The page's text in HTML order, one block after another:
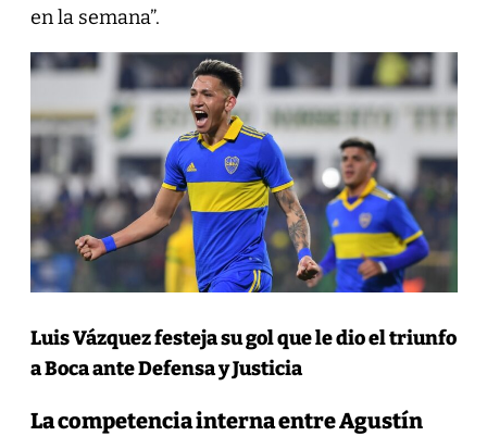
en la semana”.
Luis Vázquez festeja su gol que le dio el triunfo
a Boca ante Defensa y Justicia
La competencia interna entre Agustín